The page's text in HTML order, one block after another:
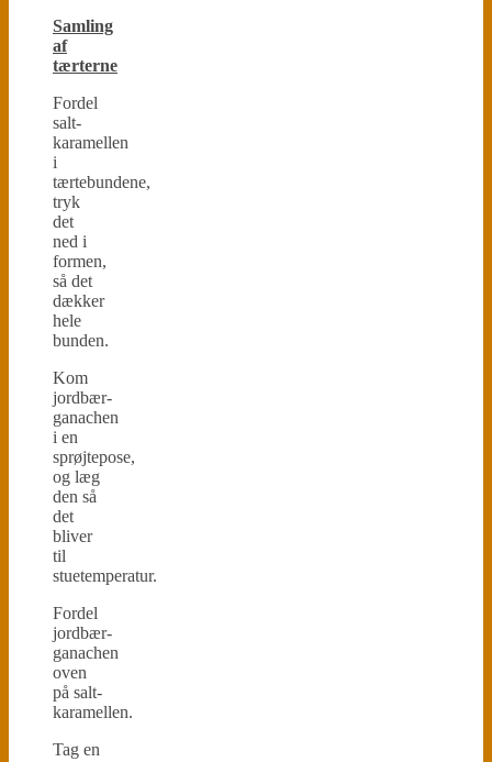
Samling
af
tærterne
Fordel
salt-
karamellen
i
tærtebundene,
tryk
det
ned i
formen,
så det
dækker
hele
bunden.
Kom
jordbær-
ganachen
i en
sprøjtepose,
og læg
den så
det
bliver
til
stuetemperatur.
Fordel
jordbær-
ganachen
oven
på salt-
karamellen.
Tag en